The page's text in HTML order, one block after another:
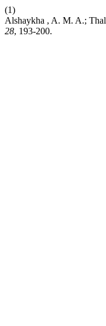
(1)
Alshaykha , A. M. A.;
28, 193-200.